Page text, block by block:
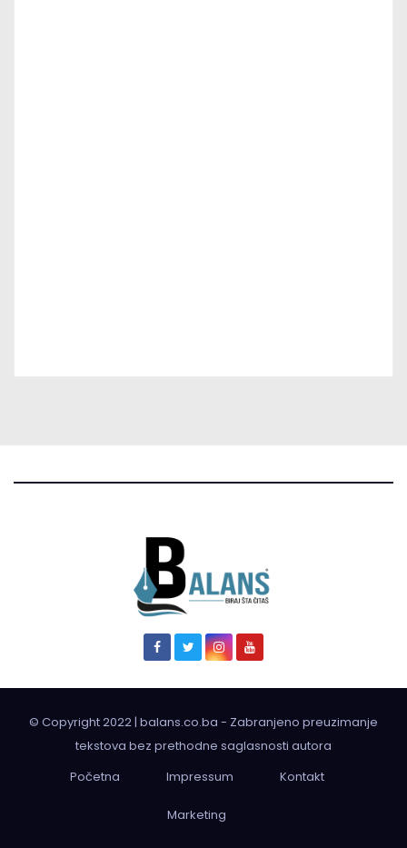
© Copyright 2022 | balans.co.ba - Zabranjeno preuzimanje
tekstova bez prethodne saglasnosti autora
Početna
Impressum Kontakt
Marketing